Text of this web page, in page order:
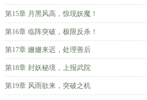
第15章 月黑风高，惊现妖魔！
第16章 临阵突破，极限反杀！
第17章 姗姗来迟，处理善后
第18章 封妖秘境，上报武院
第19章 风雨欲来，突破之机